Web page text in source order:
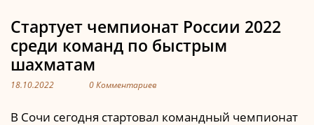
Стартует чемпионат России 2022
среди команд по быстрым
шахматам
18.10.2022 0 Комментариев
В Сочи сегодня стартовал командный чемпионат